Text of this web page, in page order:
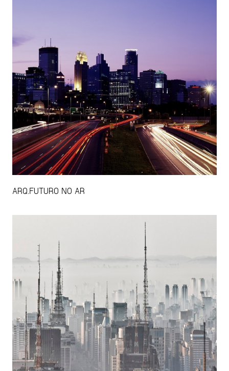
ARQ.FUTURO NO AR